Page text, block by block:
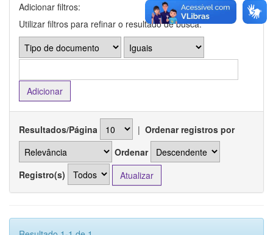
Adicionar filtros:
Utilizar filtros para refinar o resultado de busca.
Resultados/Página | Ordenar registros por
Ordenar
Registro(s)